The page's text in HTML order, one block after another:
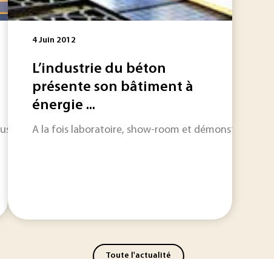
revient pour sa 13ème édition. A cette occasion, nous
4 Juin 2012
L’industrie du béton
présente son bâtiment à
énergie ...
A la fois laboratoire, show-room et démonstrateur,
Toute l'actualité